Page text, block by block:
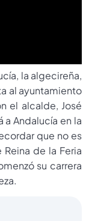
la algecireña,
al ayuntamiento
el alcalde, José
a Andalucía en la
que no es
de la Feria
su carrera